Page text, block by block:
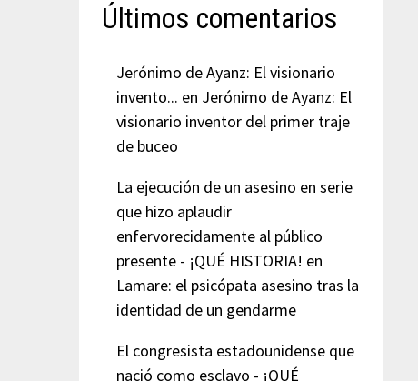
Últimos comentarios
Jerónimo de Ayanz: El visionario
invento... en Jerónimo de Ayanz: El
visionario inventor del primer traje
de buceo
La ejecución de un asesino en serie
que hizo aplaudir
enfervorecidamente al público
presente - ¡QUÉ HISTORIA! en
Lamare: el psicópata asesino tras la
identidad de un gendarme
El congresista estadounidense que
nació como esclavo - ¡QUÉ